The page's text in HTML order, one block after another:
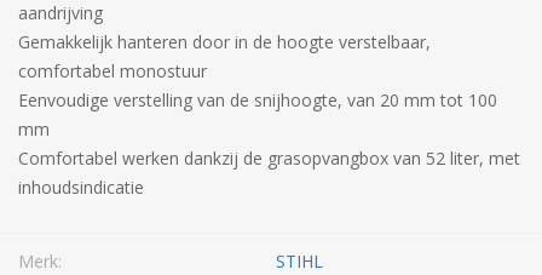
aandrijving
Gemakkelijk hanteren door in de hoogte verstelbaar,
comfortabel monostuur
Eenvoudige verstelling van de snijhoogte, van 20 mm tot 100
mm
Comfortabel werken dankzij de grasopvangbox van 52 liter, met
inhoudsindicatie
Merk: STIHL